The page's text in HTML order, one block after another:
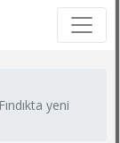
yeni
×
×